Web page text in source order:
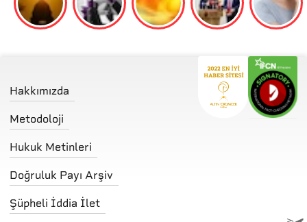
Hakkımızda
Metodoloji
Hukuk Metinleri
Doğruluk Payı Arşiv
Şüpheli İddia İlet